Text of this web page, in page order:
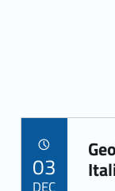
Link identifier archive #link-archive-5778
POSTED ON:03